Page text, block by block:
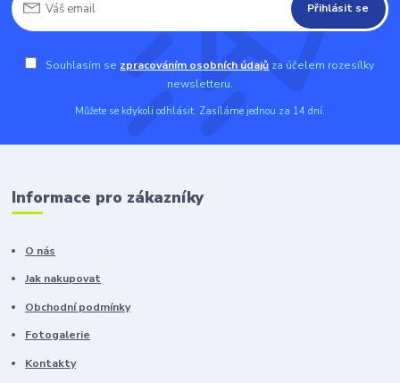
Přihlásit se
Souhlasím se zpracováním osobních údajů za účelem rozesílky
newsletteru.
Můžete se kdykoli odhlásit. Zasíláme jednou za 14 dní.
Informace pro zákazníky
O nás
Jak nakupovat
Obchodní podmínky
Fotogalerie
Kontakty